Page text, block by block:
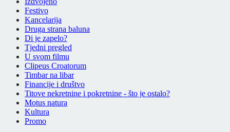
Festivo
Kancelarija
Druga strana baluna
Di je zapelo?
Tjedni pregled
U svom filmu
Clipeus Croatorum
Timbar na libar
Financije i društvo
Titove nekretnine i pokretnine - što je ostalo?
Motus natura
Kultura
Promo